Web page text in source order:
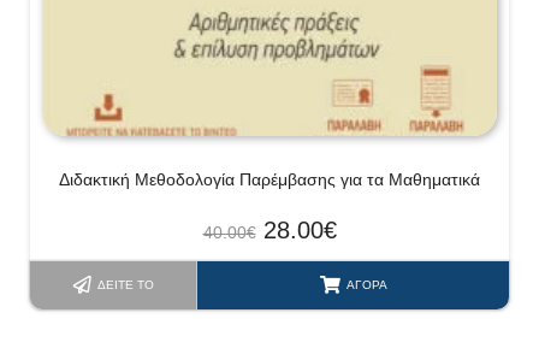
Διδακτική Μεθοδολογία Παρέμβασης για τα Μαθηματικά
40.00€ 28.00€
ΔΕΊΤΕ ΤΟ ΑΓΟΡΆ